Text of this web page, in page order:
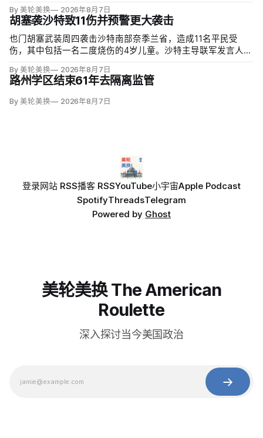
By 美轮美换 2026年8月7日
胡塞袭沙特致11伤并预警更大袭击
也门胡塞武装周四袭击沙特南部奈季兰省，造成11名平民受
伤，其中包括一名二度烧伤的4岁儿童。沙特主导联军发言人图
区；
By 美轮美换 2026年8月7日
路州学区结束61年去隔离监管
By 美轮美换 2026年8月7日
登录网站 RSS播客 RSSYouTube小宇宙Apple Podcast
SpotifyThreadsTelegram
Powered by Ghost
美轮美换 The American
Roulette
深入探讨当今美国政治